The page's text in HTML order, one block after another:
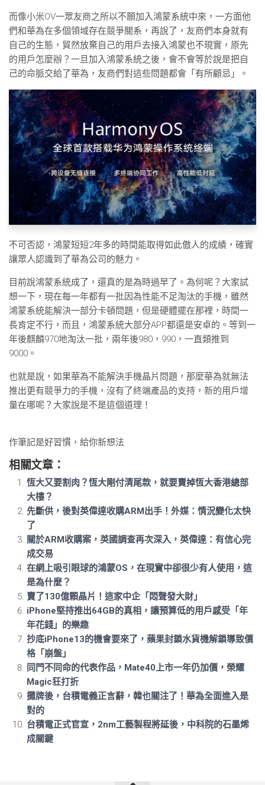
而像小米OV一眾友商之所以不願加入鴻蒙系統中來，一方面他
們和華為在多個領域存在競爭關系，再說了，友商們本身就有
自己的生態，貿然放棄自己的用戶去接入鴻蒙也不現實，原先
的用戶怎麼辦？一旦加入鴻蒙系統之後，會不會等於說是把自
己的命脈交給了華為，友商們對這些問題都會「有所顧忌」。
不可否認，鴻蒙短短2年多的時間能取得如此傲人的成績，確實
讓眾人認識到了華為公司的魅力。
目前說鴻蒙系統成了，還真的是為時過早了。為何呢？大家試
想一下，現在每一年都有一批因為性能不足淘汰的手機，雖然
鴻蒙系統能解決一部分卡頓問題，但是硬體擺在那裡，時間一
長肯定不行，而且，鴻蒙系統大部分APP都還是安卓的。等到一
年後麒麟970地淘汰一批，兩年後980，990，一直類推到
9000。
也就是說，如果華為不能解決手機晶片問題，那麼華為就無法
推出更有競爭力的手機，沒有了終端產品的支持，新的用戶增
量在哪呢？大家說是不是這個道理！
作筆記是好習慣，給你新想法
相關文章：
恆大又要割肉？恆大剛付清尾款，就要賣掉恆大香港總部
大樓？
先斷供，後對英偉達收購ARM出手！外媒：情況變化太快
了
關於ARM收購案，英國調查再次深入，英偉達：有信心完
成交易
在網上吸引眼球的鴻蒙OS，在現實中卻很少有人使用，這
是為什麼？
賣了130億顆晶片！這家中企「悶聲發大財」
iPhone堅持推出64GB的真相，讓預算低的用戶感受「年
年花錢」的樂趣
抄底iPhone13的機會要來了，蘋果封鎖水貨機解鎖導致價
格「崩盤」
同門不同命的代表作品，Mate40上市一年仍加價，榮耀
Magic狂打折
攤牌後，台積電義正言辭，韓也關注了！華為全面進入是
對的
台積電正式官宣，2nm工藝製程將延後，中科院的石墨烯
成關鍵